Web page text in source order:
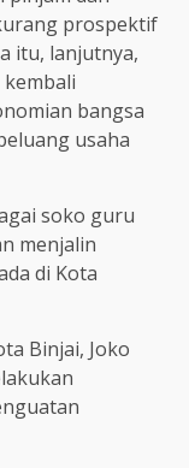
prospektif
itu, lanjutnya,
bangsa
usaha
soko guru
menjalin
di Kota
Binjai, Joko